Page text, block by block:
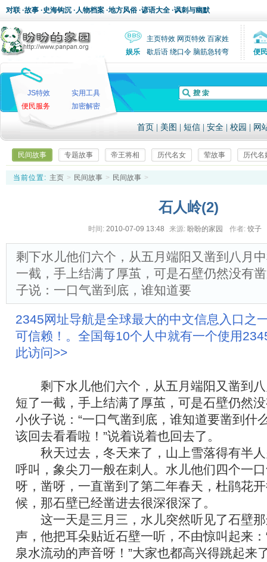
对联 ·故事 ·史海钩沉 ·人物档案 ·地方风俗 ·谚语大全 ·讽刺与幽默
主页特效 网页特效 百家姓
娱乐
歇后语 绕口令 脑筋急转弯 便民
JS特效
实用工具
便民服务
加密解密
首页 美图 短信 安全 校园 网
民间故事 专题故事 帝王将相 历代名女 荤故事 历代名
当前位置: 主页 > 民间故事 > 民间故事 >
石人岭(2)
时间: 2010-07-09 13:48 来源: 盼盼的家园 作者: 饺子
剩下水儿他们六个，从五月端阳又凿到八月
一截，手上结满了厚茧，可是石壁仍然没有
子说：一口气凿到底，谁知道要
2345网址导航是全球最大的中文信息入口之
可信赖！。全国每10个人中就有一个使用
此访问>>
剩下水儿他们六个，从五月端阳又凿到八
短了一截，手上结满了厚茧，可是石壁仍然
小伙子说：“一口气凿到底，谁知道要凿到什
该回去看看啦！”说着说着也回去了。
秋天过去，冬天来了，山上雪落得有半人
呼叫，象尖刀一般在刺人。水儿他们四个一
呀，凿呀，一直凿到了第二年春天，杜鹃花
候，那石壁已经凿进去很深很深了。
这一天是三月三，水儿突然听见了石壁那
声，他把耳朵贴近石壁一听，不由惊叫起来
泉水流动的声音呀！”大家也都高兴得跳起来